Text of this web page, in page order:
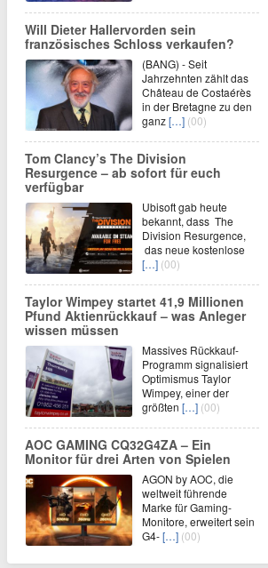
Will Dieter Hallervorden sein
französisches Schloss verkaufen?
(BANG) - Seit
Jahrzehnten zählt das
Château de Costaérès
in der Bretagne zu den
ganz[…] (00)
Tom Clancy’s The Division
Resurgence – ab sofort für euch
verfügbar
Ubisoft gab heute
bekannt, dass The
Division Resurgence,
das neue kostenlose
[…] (00)
Taylor Wimpey startet 41,9 Millionen
Pfund Aktienrückkauf – was Anleger
wissen müssen
Massives Rückkauf-
Programm signalisiert
Optimismus Taylor
Wimpey, einer der
größten […] (00)
AOC GAMING CQ32G4ZA – Ein
Monitor für drei Arten von Spielen
AGON by AOC, die
weltweit führende
Marke für Gaming-
Monitore, erweitert sein
G4-[…] (00)